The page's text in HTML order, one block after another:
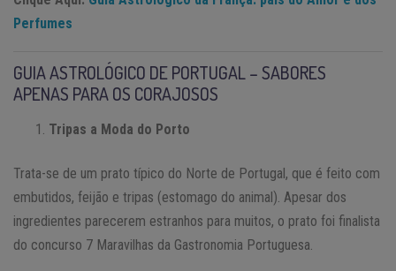
Perfumes
GUIA ASTROLÓGICO DE PORTUGAL – SABORES
APENAS PARA OS CORAJOSOS
Tripas a Moda do Porto
Trata-se de um prato típico do Norte de Portugal, que é feito com
embutidos, feijão e tripas (estomago do animal). Apesar dos
ingredientes parecerem estranhos para muitos, o prato foi finalista
do concurso 7 Maravilhas da Gastronomia Portuguesa.